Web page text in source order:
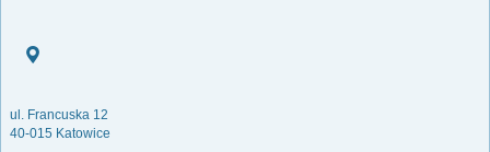
ul. Francuska 12
40-015 Katowice